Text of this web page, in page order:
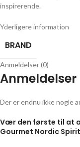
inspirerende.
Yderligere information
BRAND
Anmeldelser (0)
Anmeldelser
Der er endnu ikke nogle
Vær den første til at
Gourmet Nordic Spirit